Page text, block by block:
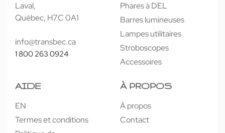
Laval,
Québec, H7C 0A1
info@transbec.ca
1 800 263 0924
Phares à DEL
Barres lumineuses
Lampes utilitaires
Stroboscopes
Accessoires
AIDE
EN
Termes et conditions
À PROPOS
À propos
Contact